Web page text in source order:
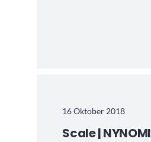
16 Oktober 2018
Scale |